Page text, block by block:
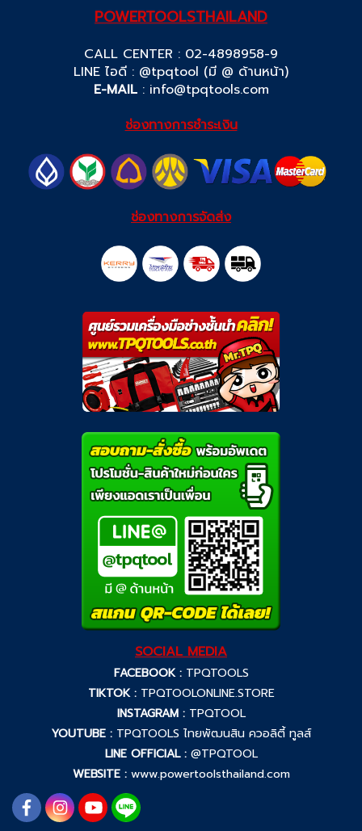
POWERTOOLSTHAILAND
CALL CENTER : 02-4898958-9
LINE ไอดี : @tpqtool (มี @ ด้านหน้า)
E-MAIL: info@tpqtools.com
ช่องทางการชำระเงิน
ช่องทางการจัดส่ง
SOCIAL MEDIA
FACEBOOK : TPQTOOLS
TIKTOK : TPQTOOLONLINE.STORE
INSTAGRAM : TPQTOOL
YOUTUBE : TPQTOOLS ไทยพัฒนสิน ควอลิตี้ ทูลส์
LINE OFFICIAL : @TPQTOOL
WEBSITE : www.powertoolsthailand.com